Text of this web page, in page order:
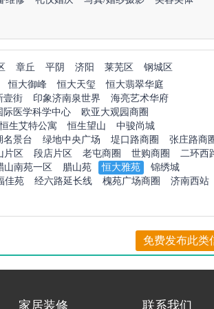
章丘 平阴 济阳 莱芜区
钢城区
恒大御峰 恒大天玺
恒大翡翠华庭
壹街 印象济南泉世界
海亮艺术华府
际医学科学中心
欧亚大观园商圈
恒生艾特公寓 恒生望山
中骏尚城
名景台 绿地中央广场 堤口路商圈
张庄路商
片区 段店片区 老屯商圈 世购商圈
二环西
山南苑一区 腊山苑 恒大雅苑
锦绣城
佳苑 经六路延长线 槐苑广场商圈
济南西站
免费发布此类
家居装修 联系我们